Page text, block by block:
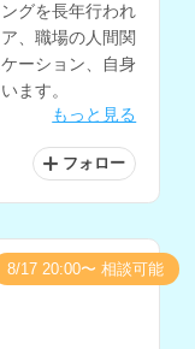
グを長年行われ
、職場の人間関
ーション、自身
ます。
もっと見る
フォロー
8/17 20:00〜 相談可能